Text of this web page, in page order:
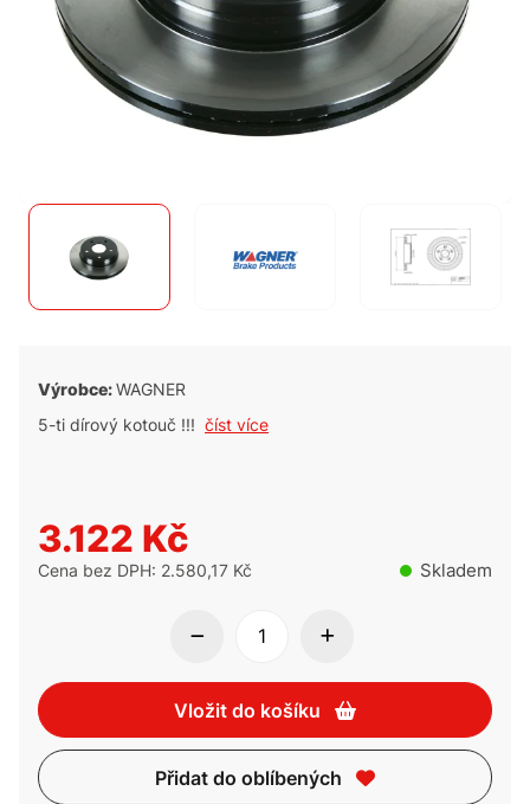
Výrobce:WAGNER
5-ti dírový kotouč !!! číst více
3.122 Kč
Cena bez DPH: 2.580,17 Kč Skladem
Vložit do košíku
Přidat do oblíbených